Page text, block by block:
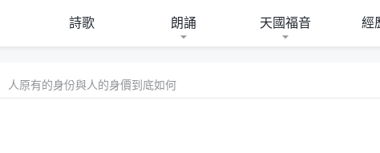
詩歌 朗誦 天國福音 經
人原有的身份與人的身價到底如何